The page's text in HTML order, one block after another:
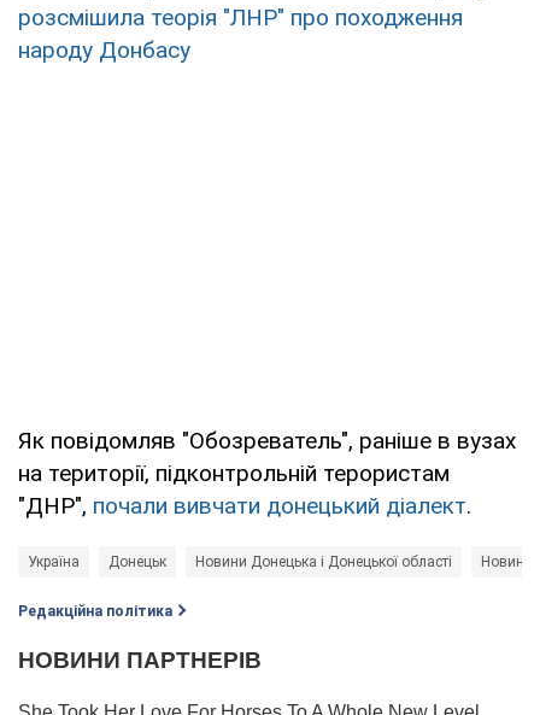
розсмішила теорія "ЛНР" про походження
народу Донбасу
Як повідомляв "Обозреватель", раніше в вузах
на території, підконтрольній терористам
"ДНР", почали вивчати донецький діалект.
Україна Донецьк Новини Донецька і Донецької області Новини
Редакційна політика